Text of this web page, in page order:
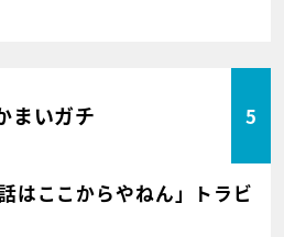
まいガチ 5
はここからやねん」トラビ